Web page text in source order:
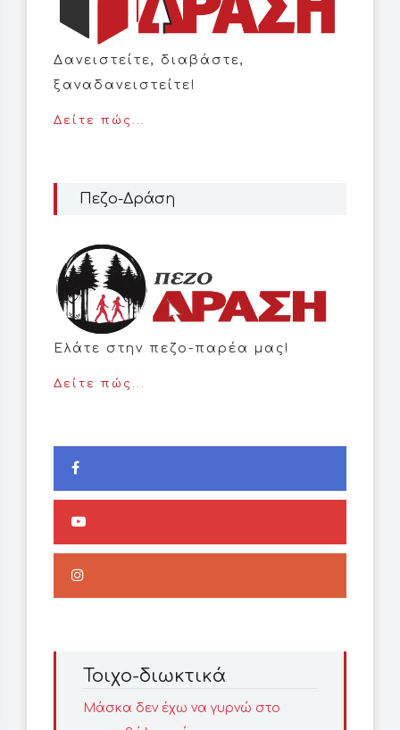
Δανειστείτε, διαβάστε,
ξαναδανειστείτε!
Δείτε πώς...
Πεζο-Δράση
Ελάτε στην πεζο-παρέα μας!
Δείτε πώς...
Τοιχο-διωκτικά
Μάσκα δεν έχω να γυρνώ στο